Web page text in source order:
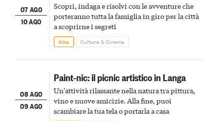
07 AGO
10 AGO
Scopri, indaga e risolvi con le avventure che
porteranno tutta la famiglia in giro per la città
a scoprirne i segreti
Alba Cultura & Cinema
08 AGO
09 AGO
Paint-nic: il picnic artistico in Langa
Un'attività rilassante nella natura tra pittura,
vino e nuove amicizie. Alla fine, puoi
scambiare la tua tela o portarla a casa